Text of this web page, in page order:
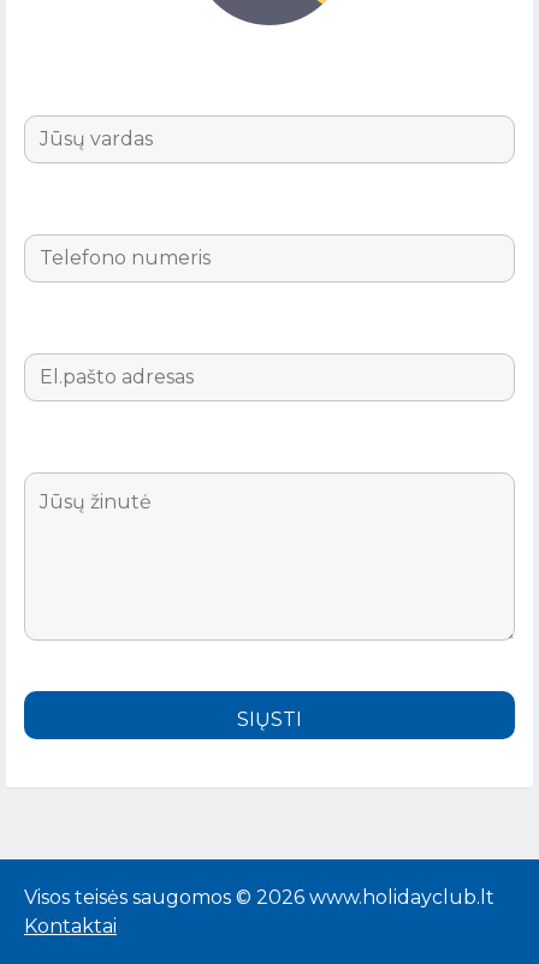
Visos teisės saugomos © 2026 www.holidayclub.lt
Kontaktai